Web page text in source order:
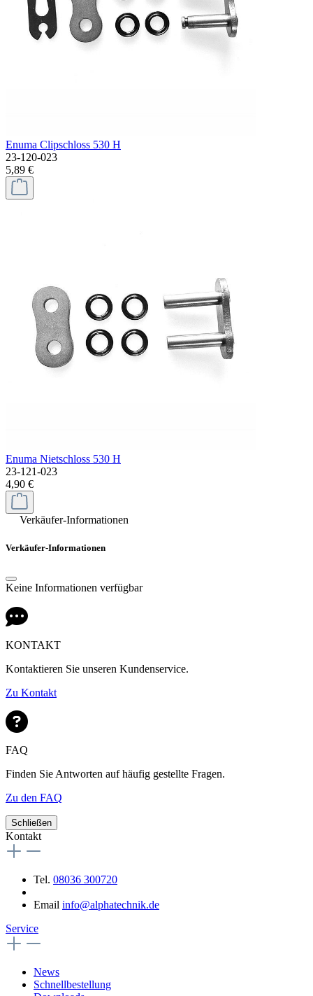
Enuma Clipschloss 530 H
23-120-023
5,89 €
Enuma Nietschloss 530 H
23-121-023
4,90 €
Verkäufer-Informationen
Verkäufer-Informationen
Keine Informationen verfügbar
KONTAKT
Kontaktieren Sie unseren Kundenservice.
Zu Kontakt
FAQ
Finden Sie Antworten auf häufig gestellte Fragen.
Zu den FAQ
Schließen
Kontakt
Tel. 08036 300720
Email info@alphatechnik.de
Service
News
Schnellbestellung